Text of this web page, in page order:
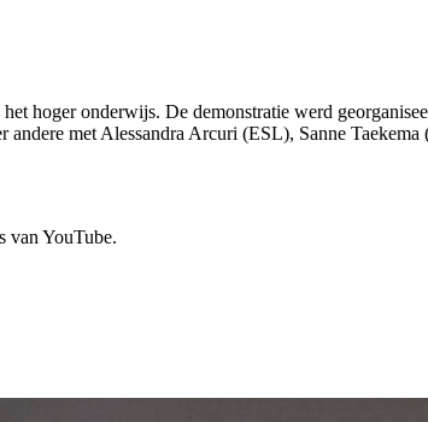
hoger onderwijs. De demonstratie werd
met Alessandra Arcuri (ESL), Sanne
van YouTube.